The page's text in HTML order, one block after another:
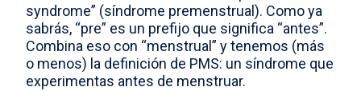
syndrome” (síndrome premenstrual). Como ya
sabrás, “pre” es un prefijo que significa “antes”.
Combina eso con “menstrual” y tenemos (más
o menos) la definición de PMS: un síndrome que
experimentas antes de menstruar.